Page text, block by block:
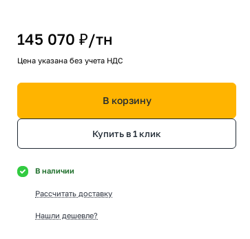
145 070 ₽/тн
Цена указана без учета НДС
В корзину
Купить в 1 клик
В наличии
Рассчитать доставку
Нашли дешевле?